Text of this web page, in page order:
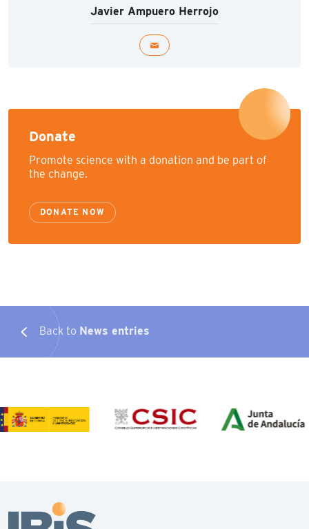
Javier Ampuero Herrojo
Donate
Promote science with a donation and be part of
the change.
DONATE NOW
Back to News entries